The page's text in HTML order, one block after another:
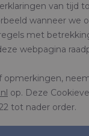
van tijd
wanneer we
met
webpagina
opmerkingen,
op. Deze
tot nader order.